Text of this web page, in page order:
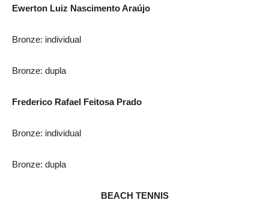
Ewerton Luiz Nascimento Araújo
Bronze: individual
Bronze: dupla
Frederico Rafael Feitosa Prado
Bronze: individual
Bronze: dupla
BEACH TENNIS